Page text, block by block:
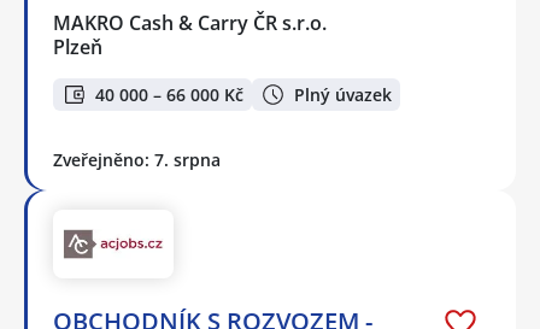
MAKRO Cash & Carry ČR s.r.o.
Plzeň
40 000 – 66 000 Kč Plný úvazek
Zveřejněno: 7. srpna
OBCHODNÍK S ROZVOZEM -